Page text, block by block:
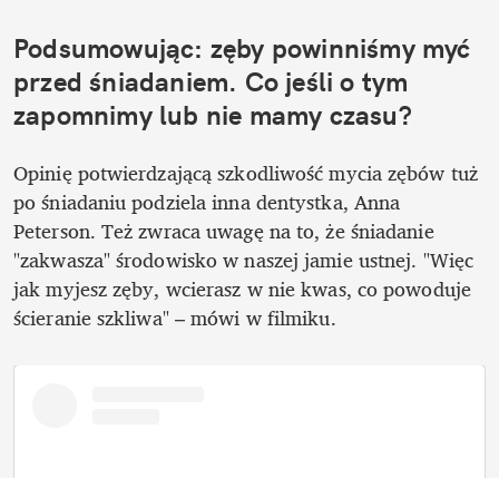
Podsumowując: zęby powinniśmy myć
przed śniadaniem. Co jeśli o tym
zapomnimy lub nie mamy czasu?
Opinię potwierdzającą szkodliwość mycia zębów tuż
po śniadaniu podziela inna dentystka, Anna
Peterson. Też zwraca uwagę na to, że śniadanie
"zakwasza" środowisko w naszej jamie ustnej. "Więc
jak myjesz zęby, wcierasz w nie kwas, co powoduje
ścieranie szkliwa" – mówi w filmiku.